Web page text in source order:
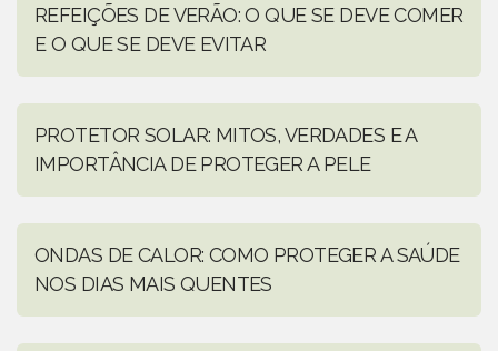
REFEIÇÕES DE VERÃO: O QUE SE DEVE COMER
E O QUE SE DEVE EVITAR
PROTETOR SOLAR: MITOS, VERDADES E A
IMPORTÂNCIA DE PROTEGER A PELE
ONDAS DE CALOR: COMO PROTEGER A SAÚDE
NOS DIAS MAIS QUENTES